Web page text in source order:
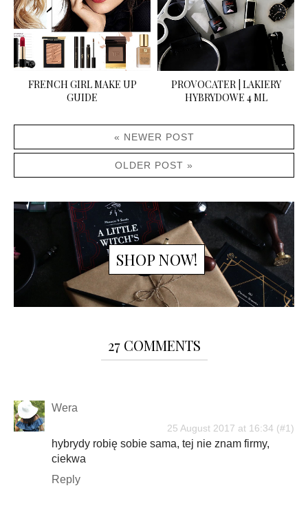
FRENCH GIRL MAKE UP
GUIDE
PROVOCATER | LAKIERY
HYBRYDOWE 4 ML
« NEWER POST
OLDER POST »
SHOP NOW!
27 COMMENTS
Wera
25 August 2017 at 16:34
hybrydy robię sobie sama, tej nie znam firmy,
ciekwa
Reply